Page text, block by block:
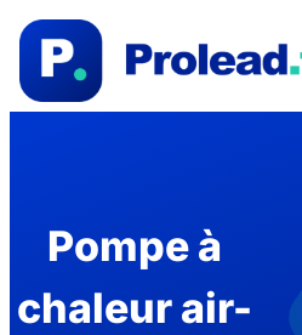
Pompe à
chaleur air-